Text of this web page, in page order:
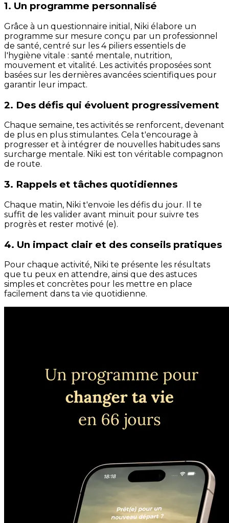
1. Un programme personnalisé
Grâce à un questionnaire initial, Niki élabore un
programme sur mesure conçu par un professionnel
de santé, centré sur les 4 piliers essentiels de
l'hygiène vitale : santé mentale, nutrition,
mouvement et vitalité. Les activités proposées sont
basées sur les dernières avancées scientifiques pour
garantir leur impact.
2. Des défis qui évoluent progressivement
Chaque semaine, tes activités se renforcent, devenant
de plus en plus stimulantes. Cela t'encourage à
progresser et à intégrer de nouvelles habitudes sans
surcharge mentale. Niki est ton véritable compagnon
de route.
3. Rappels et tâches quotidiennes
Chaque matin, Niki t'envoie les défis du jour. Il te
suffit de les valider avant minuit pour suivre tes
progrès et rester motivé (e).
4. Un impact clair et des conseils pratiques
Pour chaque activité, Niki te présente les résultats
que tu peux en attendre, ainsi que des astuces
simples et concrètes pour les mettre en place
facilement dans ta vie quotidienne.